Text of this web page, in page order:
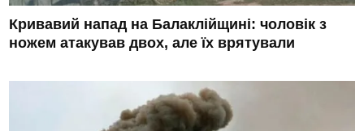
Кривавий напад на Балаклійщині: чоловік з
ножем атакував двох, але їх врятували